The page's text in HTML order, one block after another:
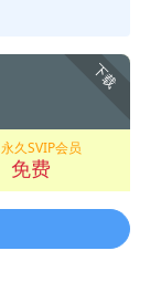
下载
永久SVIP会员
免费